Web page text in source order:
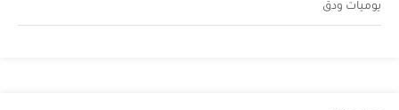
يوميات ودق